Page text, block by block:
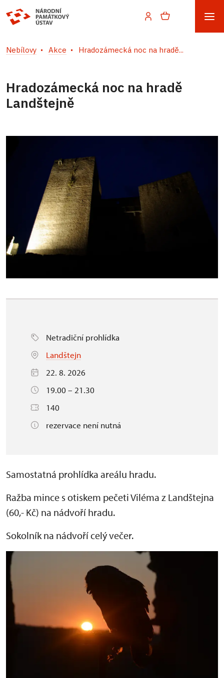
Nebílovy Akce Hradozámecká noc na hradě...
Hradozámecká noc na hradě
Landštejně
Netradiční prohlídka
Landštejn
22. 8. 2026
19.00 – 21.30
140
rezervace není nutná
Samostatná prohlídka areálu hradu.
Ražba mince s otiskem pečeti Viléma z Landštejna
(60,- Kč) na nádvoří hradu.
Sokolník na nádvoří celý večer.